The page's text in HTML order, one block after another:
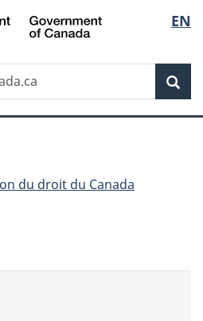
Passer
au
principal
Passer
à
Au
du
Passer
à
version
simplifiée
de
la
EN
du droit du Canada